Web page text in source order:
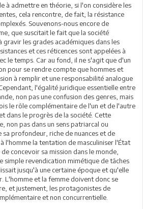
à admettre en théorie, si l'on considère les
cela rencontre, de fait, la résistance
Souvenons-nous encore de
que suscitait le fait que la société
gravir les grades académiques dans les
et ces réticences sont appelées à
le temps. Car au fond, il ne s'agit que d'un
pour se rendre compte que hommes et
à remplir et une responsabilité analogue
l'égalité juridique essentielle entre
non pas une confusion des genres, mais
le rôle complémentaire de l'un et de l'autre
dans le progrès de la société. Cette
non pas dans un sens patriarcal ou
profondeur, riche de nuances et de
l'homme la tentation de masculiniser l'État
concevoir sa mission dans le monde,
simple revendication mimétique de tâches
jusqu'à une certaine époque et qu'elle
L'homme et la femme doivent donc se
et justement, les protagonistes de
et non concurrentielle.